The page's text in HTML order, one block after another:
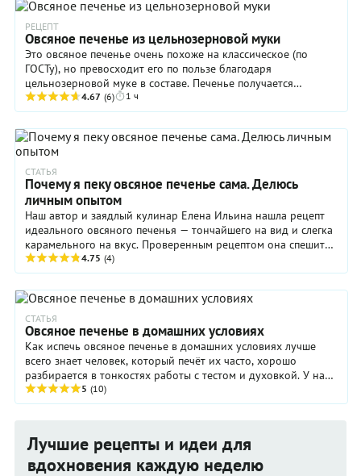
РЕЦЕПТ
Овсяное печенье из цельнозерновой муки
Это овсяное печенье очень похоже на классическое (по
ГОСТу), но превосходит его по пользе благодаря
цельнозерновой муке в составе. Печенье получается
рассыпчатое, хрустящее, с приятным ароматом корицы ...
4.67 (6) 1 ч
СТАТЬЯ
Почему я пеку овсяное печенье сама. Делюсь
личным опытом
Наш автор и заядлый кулинар Елена Ильина нашла рецепт
идеального овсяного печенья — тончайшего на вид и слегка
карамельного на вкус. Проверенным рецептом она спешит
поделиться с вами.
4.75 (4)
СТАТЬЯ
Овсяное печенье в домашних условиях
Как испечь овсяное печенье в домашних условиях лучше
всего знает человек, который печёт их часто, хорошо
разбирается в тонкостях работы с тестом и духовкой. У нас
есть такой – это наш давний друг и ...
5 (10)
Лучшие рецепты и идеи для
вдохновения каждую неделю